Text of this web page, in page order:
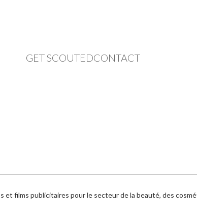
GET SCOUTEDCONTACT
films publicitaires pour le secteur de la beauté, des